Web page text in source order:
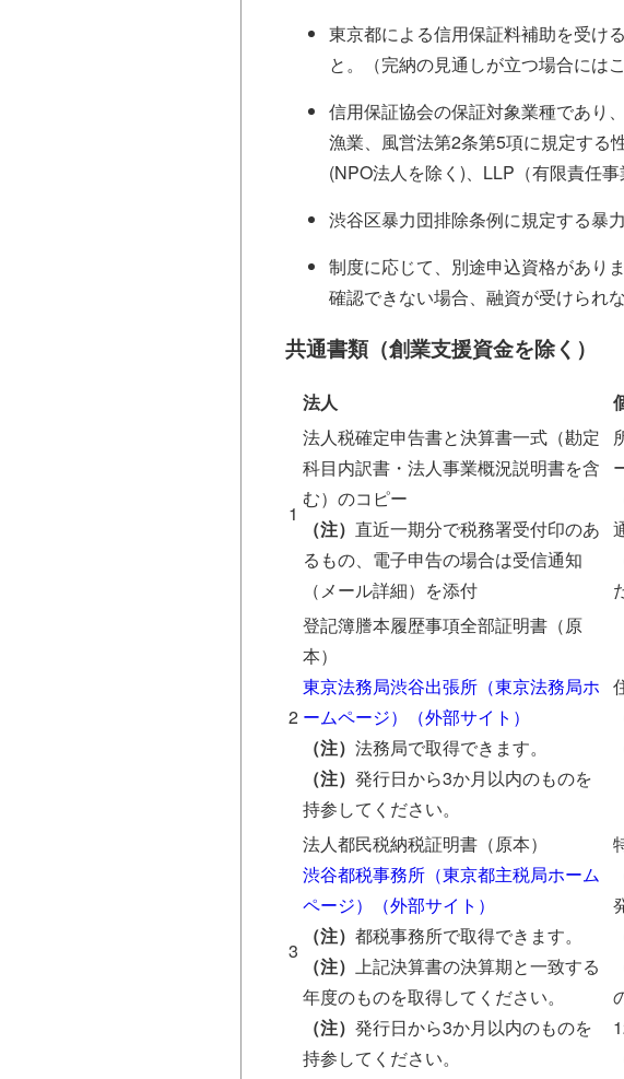
東京都による信用保証料補助を受け
と。（完納の見通しが立つ場合には
信用保証協会の保証対象業種であり
漁業、風営法第2条第5項に規定する
(NPO法人を除く)、LLP（有限責任
渋谷区暴力団排除条例に規定する暴
制度に応じて、別途申込資格があり
確認できない場合、融資が受けられ
共通書類（創業支援資金を除く）
法人
1
法人税確定申告書と決算書一式（勘定
科目内訳書・法人事業概況説明書を含
む）のコピー
（注）直近一期分で税務署受付印のあ
るもの、電子申告の場合は受信通知
（メール詳細）を添付
2
登記簿謄本履歴事項全部証明書（原
本）
東京法務局渋谷出張所（東京法務局ホ
ームページ）（外部サイト）
（注）法務局で取得できます。
（注）発行日から3か月以内のものを
持参してください。
3
法人都民税納税証明書（原本）
渋谷都税事務所（東京都主税局ホーム
ページ）（外部サイト）
（注）都税事務所で取得できます。
（注）上記決算書の決算期と一致する
年度のものを取得してください。
（注）発行日から3か月以内のものを
持参してください。